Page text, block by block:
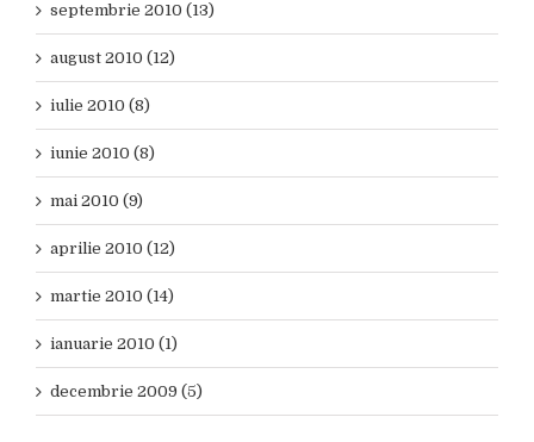
septembrie 2010 (13)
august 2010 (12)
iulie 2010 (8)
iunie 2010 (8)
mai 2010 (9)
aprilie 2010 (12)
martie 2010 (14)
ianuarie 2010 (1)
decembrie 2009 (5)